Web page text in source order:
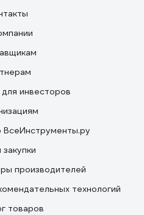
инвесторов
производителей
технологий
товаров